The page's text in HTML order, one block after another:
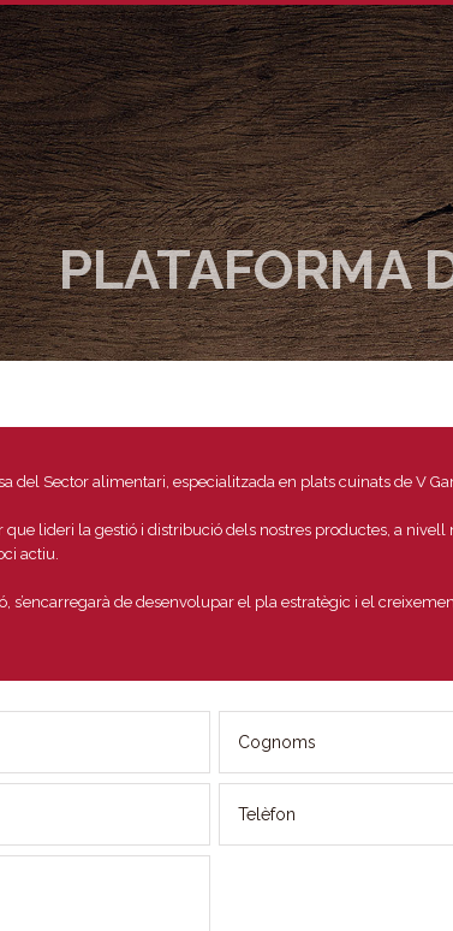
PLATAFORMA
del Sector alimentari, especialitzada en plats cuinats de V
lideri la gestió i distribució dels nostres productes, a
actiu.
s’encarregarà de desenvolupar el pla estratègic i el